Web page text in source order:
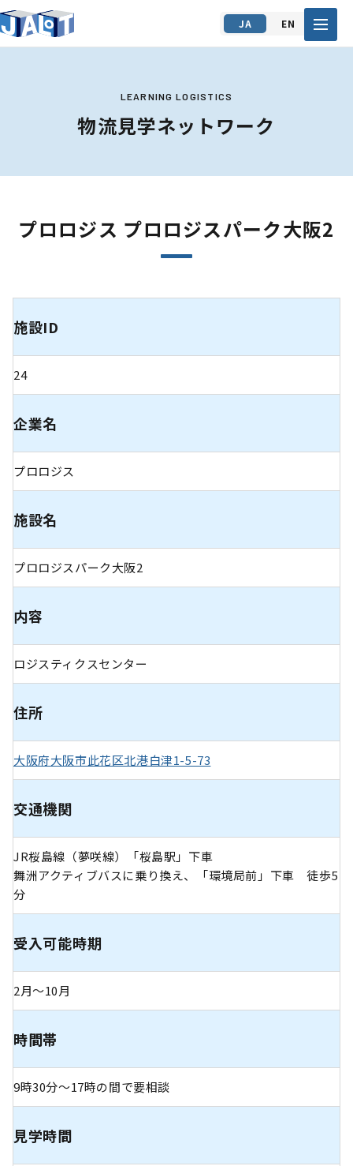
JA EN
LEARNING LOGISTICS
物流見学ネットワーク
プロロジス プロロジスパーク大阪2
施設ID
24
企業名
プロロジス
施設名
プロロジスパーク大阪2
内容
ロジスティクスセンター
住所
大阪府大阪市此花区北港白津1-5-73
交通機関
JR桜島線（夢咲線）「桜島駅」下車
舞洲アクティブバスに乗り換え、「環境局前」下車 徒歩5
分
受入可能時期
2月〜10月
時間帯
9時30分〜17時の間で要相談
見学時間